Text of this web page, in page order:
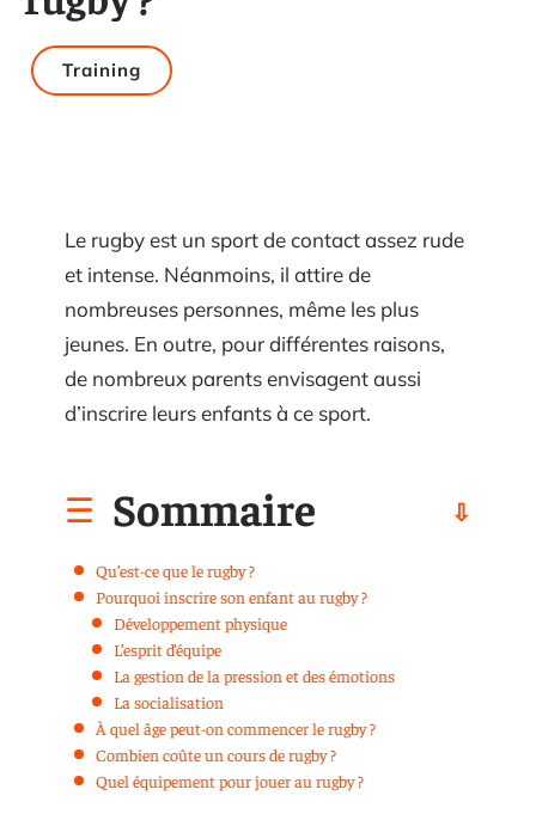
Training
Le rugby est un sport de contact assez rude
et intense. Néanmoins, il attire de
nombreuses personnes, même les plus
jeunes. En outre, pour différentes raisons,
de nombreux parents envisagent aussi
d’inscrire leurs enfants à ce sport.
Sommaire
Qu’est-ce que le rugby ?
Pourquoi inscrire son enfant au rugby ?
Développement physique
L’esprit d’équipe
La gestion de la pression et des émotions
La socialisation
À quel âge peut-on commencer le rugby ?
Combien coûte un cours de rugby ?
Quel équipement pour jouer au rugby ?